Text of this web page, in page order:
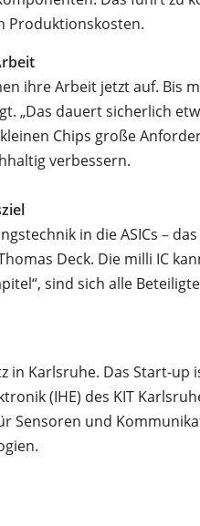
Produktionskosten.
ihre Arbeit jetzt auf. Bis
„Das dauert sicherlich
Chips große
verbessern.
in die ASICs –
Deck. Die milli IC
sind sich alle
in Karlsruhe. Das Start-
(IHE) des KIT
Sensoren und